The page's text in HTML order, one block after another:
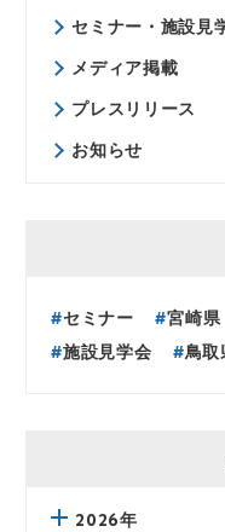
セミナー・施設見
メディア掲載
プレスリリース
お知らせ
セミナー 宮崎県
施設見学会
鳥取
2026年